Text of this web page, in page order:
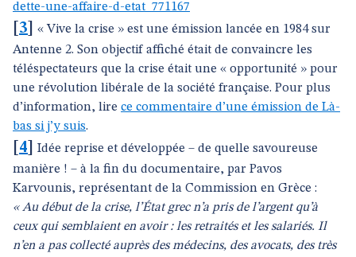
dette-une-affaire-d-etat_771167
3
« Vive la crise » est une émission lancée en 1984 sur
Antenne 2. Son objectif affiché était de convaincre les
téléspectateurs que la crise était une « opportunité » pour
une révolution libérale de la société française. Pour plus
d’information, lire ce commentaire d’une émission de Là-
bas si j’y suis.
4
Idée reprise et développée – de quelle savoureuse
manière ! – à la fin du documentaire, par Pavos
Karvounis, représentant de la Commission en Grèce :
« Au début de la crise, l’État grec n’a pris de l’argent qu’à
ceux qui semblaient en avoir : les retraités et les salariés. Il
n’en a pas collecté auprès des médecins, des avocats, des très